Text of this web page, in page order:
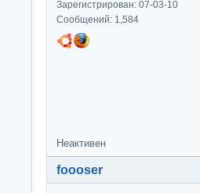
Зарегистрирован: 07-03-10
Сообщений: 1,584
Неактивен
foooser